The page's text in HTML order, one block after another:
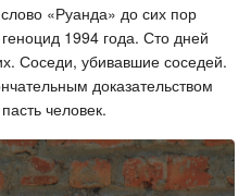
«Руанда» до сих пор
1994 года. Сто дней
Соседи, убивавшие соседей.
доказательством
человек.